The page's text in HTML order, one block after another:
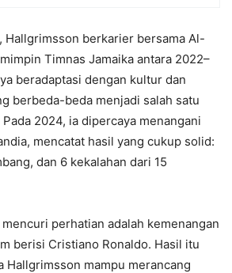
Hallgrimsson berkarier bersama Al-
Timnas Jamaika antara 2022–
beradaptasi dengan kultur dan
berbeda-beda menjadi salah satu
2024, ia dipercaya menangani
mencatat hasil yang cukup solid:
dan 6 kekalahan dari 15
perhatian adalah kemenangan
berisi Cristiano Ronaldo. Hasil itu
Hallgrimsson mampu merancang